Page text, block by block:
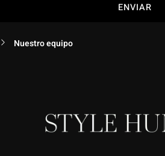
ENVIAR
Nuestro equipo